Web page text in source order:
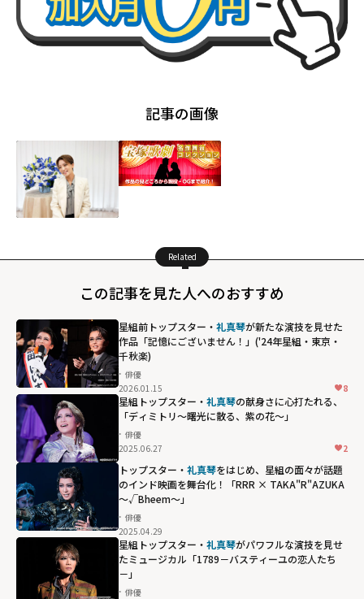
記事の画像
Related
この記事を見た人へのおすすめ
星組前トップスター・ 礼真琴が新たな演技を見せた
作品「記憶にございません！」('24年星組・東京・
千秋楽)
俳優
2026.01.15
8
星組トップスター・ 礼真琴の献身さに心打たれる、
「ディミトリ～曙光に散る、紫の花～」
俳優
2025.06.27
2
トップスター・ 礼真琴をはじめ、星組の面々が話題
のインド映画を舞台化！「RRR × TAKA"R"AZUKA
～√Bheem～」
俳優
2025.04.29
星組トップスター・ 礼真琴がパワフルな演技を見せ
たミュージカル「1789－バスティーユの恋人たち
－」
俳優